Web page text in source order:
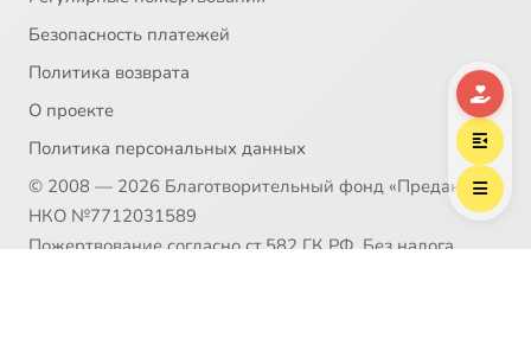
Безопасность платежей
Политика возврата
О проекте
Политика персональных данных
© 2008 — 2026 Благотворительный фонд «Предание»
НКО №7712031589
Пожертвование согласно ст.582 ГК РФ. Без налога